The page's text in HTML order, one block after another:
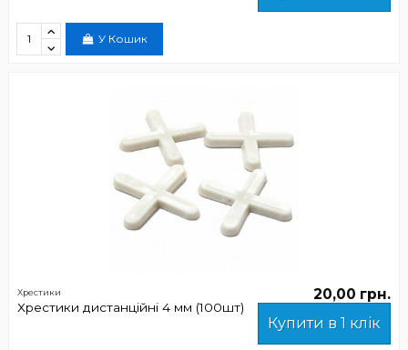
У Кошик
Хрестики
Хрестики дистанційні 4 мм (100шт)
20,00 грн.
Купити в 1 клік